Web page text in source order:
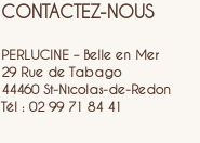
CONTACTEZ-NOUS
PERLUCINE – Belle en Mer
29 Rue de Tabago
44460 St-Nicolas-de-Redon
Tél : 02 99 71 84 41